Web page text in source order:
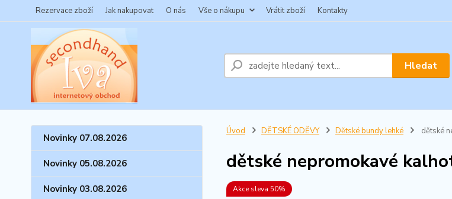
Rezervace zboží Jak nakupovat O nás Vše o nákupu Vrátit zboží Kontakty
Hledat
Novinky 07.08.2026
Novinky 05.08.2026
Novinky 03.08.2026
Úvod DĚTSKÉ ODĚVY Dětské bundy lehké dětské
dětské nepromokavé
Akce sleva 50%